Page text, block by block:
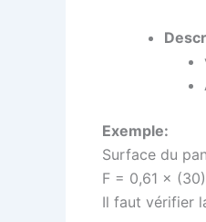
Exemple:
Surface du
F = 0,61 ×
Il faut vérifier